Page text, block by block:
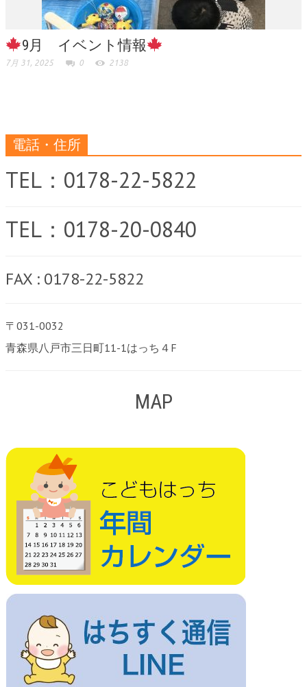
9月 イベント情報
7月 31, 2025 0 2138
電話・住所
TEL：0178-22-5822
TEL：0178-20-0840
FAX : 0178-22-5822
〒031-0032
青森県八戸市三日町11-1はっち４F
MAP